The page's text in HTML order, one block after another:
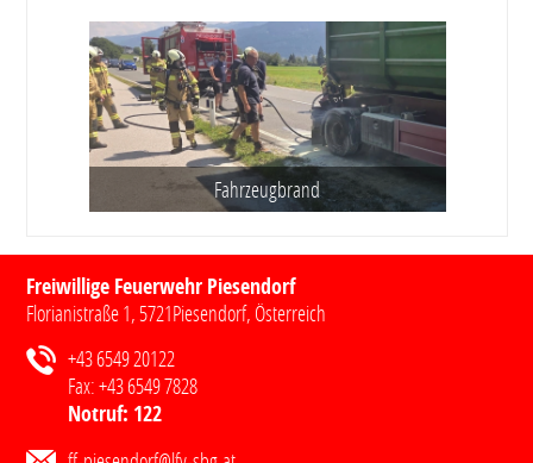
Fahrzeugbrand
Freiwillige Feuerwehr Piesendorf
Florianistraße 1, 5721Piesendorf, Österreich
+43 6549 20122
Fax:+43 6549 7828
Notruf: 122